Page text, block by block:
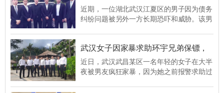
近期，一位湖北武汉江夏区的男子因为债务
纠纷问题被另外一方长期恐吓和威胁。该男
过法院驳回了他的诉求，法院方认为男子的
经济纠纷问题需要自行解决，法院不能越权
给他提供人身安全保护。在申请了人身保护
保镖的念头，于是就在网上搜索到了武汉环
​武汉女子因家暴求助环宇兄弟保镖，
近日，武汉武昌某区一名年轻的女子在大半
夜被男友疯狂家暴，因为她之前报警求助过